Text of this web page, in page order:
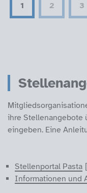
1 2 3
ihre Stellenangebote
eingeben. Eine
Stellenportal Pasta
Informationen und